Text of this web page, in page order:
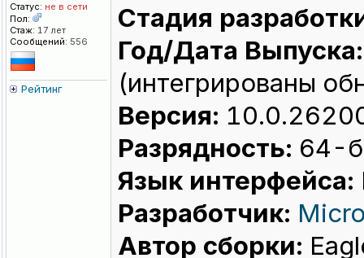
Статус: не в сети
Пол:
Стаж: 17 лет
Сообщений: 556
Рейтинг
Стадия
Год/Дата Выпуска:
(интегрированы
Версия:
Разрядность: 64-
Язык интерфейса:
Разработчик:
Автор сборки: